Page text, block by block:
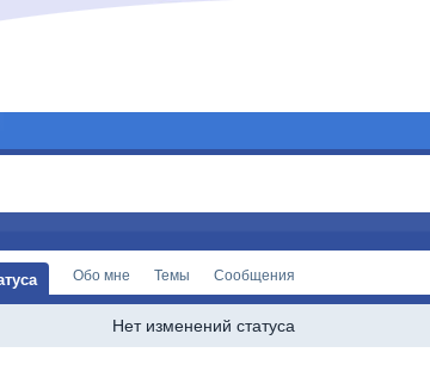
Обо мне Темы Сообщения
Нет изменений статуса